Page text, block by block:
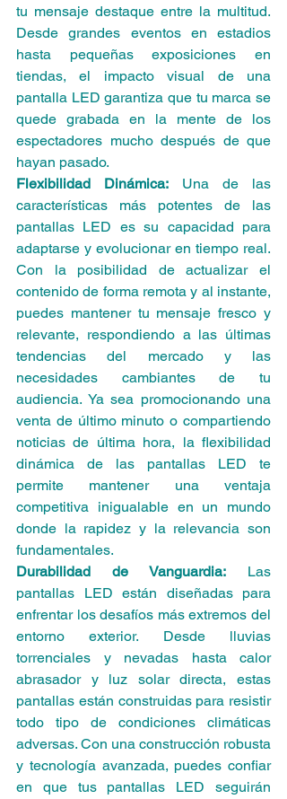
tu mensaje destaque entre la multitud.
Desde grandes eventos en estadios
hasta pequeñas exposiciones en
tiendas, el impacto visual de una
pantalla LED garantiza que tu marca se
quede grabada en la mente de los
espectadores mucho después de que
hayan pasado.
Flexibilidad Dinámica: Una de las
características más potentes de las
pantallas LED es su capacidad para
adaptarse y evolucionar en tiempo real.
Con la posibilidad de actualizar el
contenido de forma remota y al instante,
puedes mantener tu mensaje fresco y
relevante, respondiendo a las últimas
tendencias del mercado y las
necesidades cambiantes de tu
audiencia. Ya sea promocionando una
venta de último minuto o compartiendo
noticias de última hora, la flexibilidad
dinámica de las pantallas LED te
permite mantener una ventaja
competitiva inigualable en un mundo
donde la rapidez y la relevancia son
fundamentales.
Durabilidad de Vanguardia: Las
pantallas LED están diseñadas para
enfrentar los desafíos más extremos del
entorno exterior. Desde lluvias
torrenciales y nevadas hasta calor
abrasador y luz solar directa, estas
pantallas están construidas para resistir
todo tipo de condiciones climáticas
adversas. Con una construcción robusta
y tecnología avanzada, puedes confiar
en que tus pantallas LED seguirán